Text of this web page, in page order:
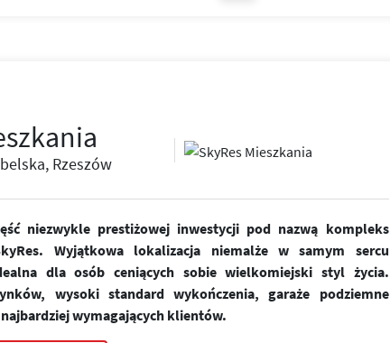
Rzeszów
niezwykle prestiżowej inwestycji pod nazwą kompleks
Wyjątkowa lokalizacja niemalże w samym sercu
dla osób ceniących sobie wielkomiejski styl życia.
wysoki standard wykończenia, garaże podziemne
wymagających klientów.